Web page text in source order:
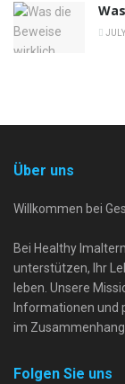
Über uns
Willkommen bei
Bei Healthy
unterstützen, Ihr
leben. Unsere
Informationen und
im
Folgen Sie uns